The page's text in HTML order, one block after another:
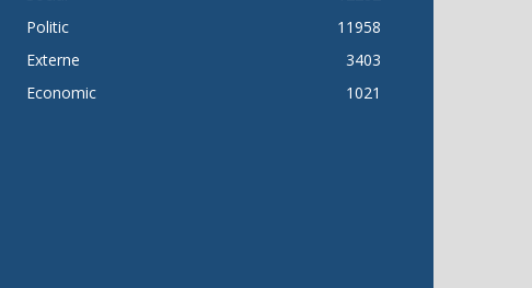
Politic
11958
Externe
3403
Economic
1021